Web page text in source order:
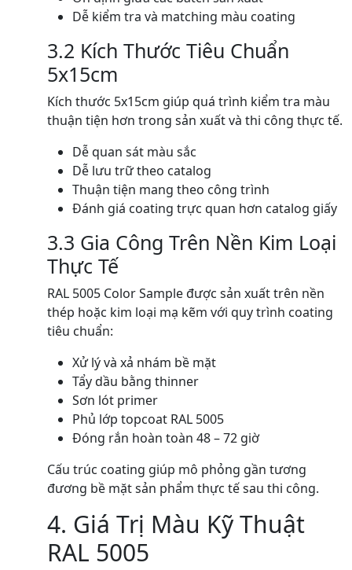
Dễ kiểm tra và matching màu coating
3.2 Kích Thước Tiêu Chuẩn
5x15cm
Kích thước 5x15cm giúp quá trình kiểm tra màu
thuận tiện hơn trong sản xuất và thi công thực tế.
Dễ quan sát màu sắc
Dễ lưu trữ theo catalog
Thuận tiện mang theo công trình
Đánh giá coating trực quan hơn catalog giấy
3.3 Gia Công Trên Nền Kim Loại
Thực Tế
RAL 5005 Color Sample được sản xuất trên nền
thép hoặc kim loại mạ kẽm với quy trình coating
tiêu chuẩn:
Xử lý và xả nhám bề mặt
Tẩy dầu bằng thinner
Sơn lót primer
Phủ lớp topcoat RAL 5005
Đóng rắn hoàn toàn 48 – 72 giờ
Cấu trúc coating giúp mô phỏng gần tương
đương bề mặt sản phẩm thực tế sau thi công.
4. Giá Trị Màu Kỹ Thuật
RAL 5005